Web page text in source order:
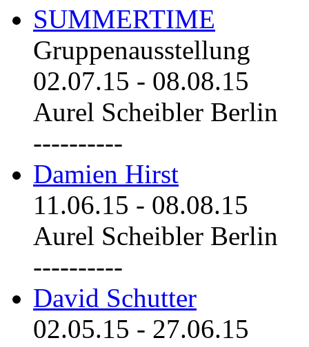
SUMMERTIME
Gruppenausstellung
02.07.15 - 08.08.15
Aurel Scheibler Berlin
----------
Damien Hirst
11.06.15 - 08.08.15
Aurel Scheibler Berlin
----------
David Schutter
02.05.15 - 27.06.15